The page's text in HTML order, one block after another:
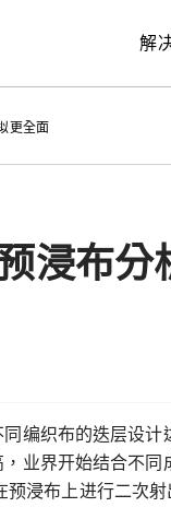
解
更全面
浸布
编织布的迭层设
业界开始结合不同
浸布上进行二次